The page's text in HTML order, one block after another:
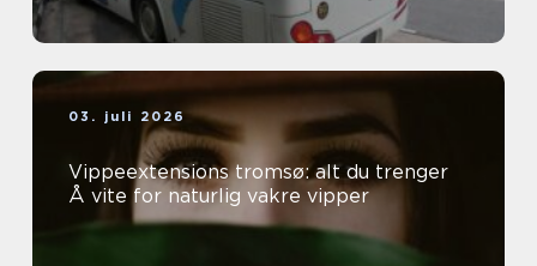
03. juli 2026
Vippeextensions tromsø: alt du trenger
Å vite for naturlig vakre vipper